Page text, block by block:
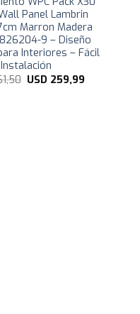
Panel Lambrin
Marron Madera
9 – Diseño
Interiores – Fácil
Instalación
El
USD 259,99El